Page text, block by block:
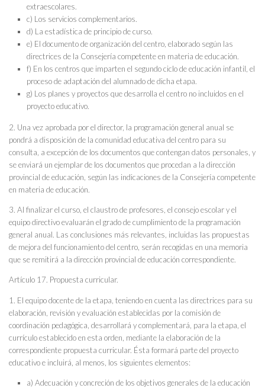
extraescolares.
c) Los servicios complementarios.
d) La estadística de principio de curso.
e) El documento de organización del centro, elaborado según las
directrices de la Consejería competente en materia de educación.
f) En los centros que imparten el segundo ciclo de educación infantil, el
proceso de adaptación del alumnado de dicha etapa.
g) Los planes y proyectos que desarrolla el centro no incluidos en el
proyecto educativo.
2. Una vez aprobada por el director, la programación general anual se
pondrá a disposición de la comunidad educativa del centro para su
consulta, a excepción de los documentos que contengan datos personales, y
se enviará un ejemplar de los documentos que procedan a la dirección
provincial de educación, según las indicaciones de la Consejería competente
en materia de educación.
3. Al finalizar el curso, el claustro de profesores, el consejo escolar y el
equipo directivo evaluarán el grado de cumplimiento de la programación
general anual. Las conclusiones más relevantes, incluidas las propuestas
de mejora del funcionamiento del centro, serán recogidas en una memoria
que se remitirá a la dirección provincial de educación correspondiente.
Artículo 17. Propuesta curricular.
1. El equipo docente de la etapa, teniendo en cuenta las directrices para su
elaboración, revisión y evaluación establecidas por la comisión de
coordinación pedagógica, desarrollará y complementará, para la etapa, el
currículo establecido en esta orden, mediante la elaboración de la
correspondiente propuesta curricular. Ésta formará parte del proyecto
educativo e incluirá, al menos, los siguientes elementos:
a) Adecuación y concreción de los objetivos generales de la educación